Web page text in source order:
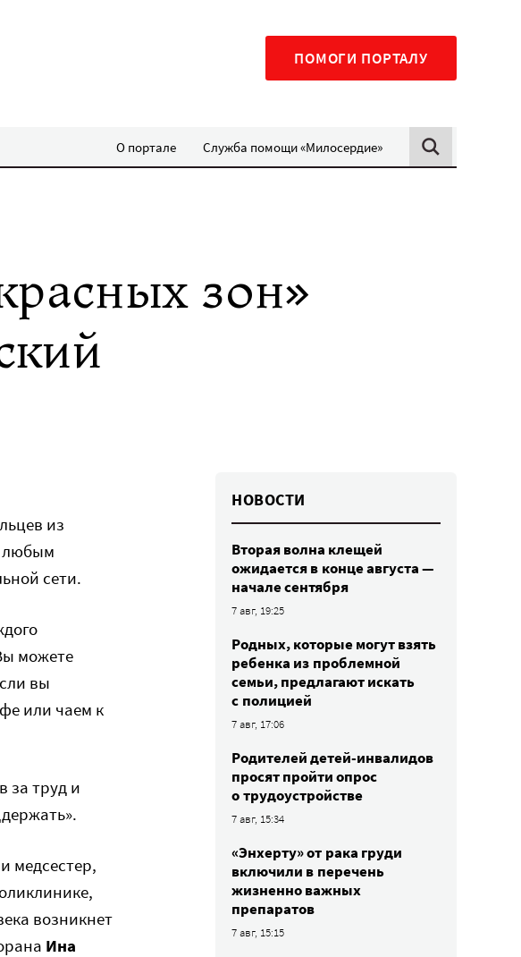
ПОМОГИ ПОРТАЛУ
О портале Служба помощи «Милосердие»
зон»
из
любым
сети.
можете
вы
или чаем к
за труд и
медсестер,
возникнет
Ина
НОВОСТИ
Вторая волна клещей
ожидается в конце августа —
начале сентября
7 авг, 19:25
Родных, которые могут взять
ребенка из проблемной
семьи, предлагают искать
с полицией
7 авг, 17:06
Родителей детей-инвалидов
просят пройти опрос
о трудоустройстве
7 авг, 15:34
«Энхерту» от рака груди
включили в перечень
жизненно важных
препаратов
7 авг, 15:15